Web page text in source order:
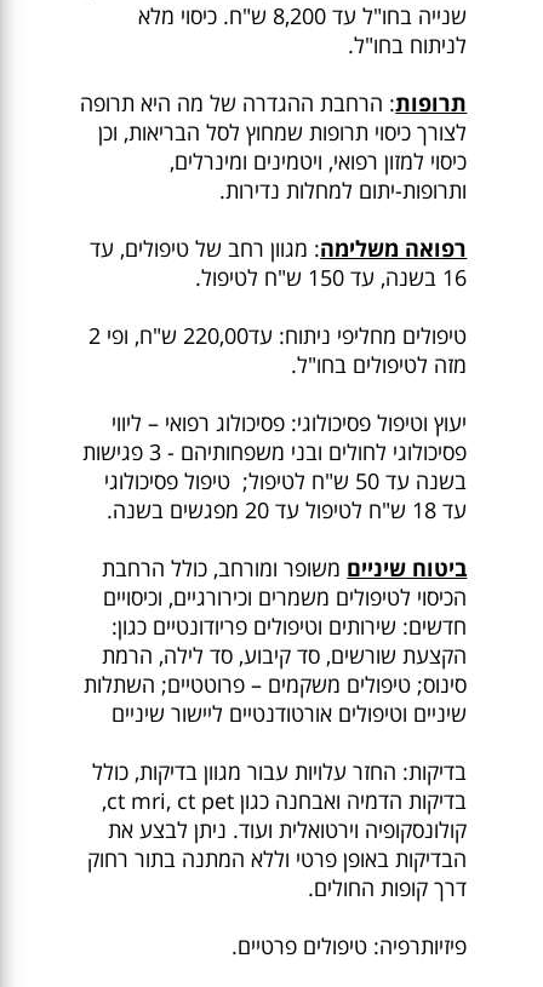
שנייה בחו"ל עד 8,200 ש"ח. כיסוי מלא
לניתוח בחו"ל.
תרופות: הרחבת ההגדרה של מה היא תרופה
לצורך כיסוי תרופות שמחוץ לסל הבריאות, וכן
כיסוי למזון רפואי, ויטמינים ומינרלים,
ותרופות-יתום למחלות נדירות.
רפואה משלימה: מגוון רחב של טיפולים, עד
16 בשנה, עד 150 ש"ח לטיפול.
טיפולים מחליפי ניתוח: עד220,00 ש"ח, ופי 2
מזה לטיפולים בחו"ל.
יעוץ וטיפול פסיכולוגי: פסיכולוג רפואי – ליווי
פסיכולוגי לחולים ובני משפחותיהם - 3 פגישות
בשנה עד 50 ש"ח לטיפול; טיפול פסיכולוגי
עד 18 ש"ח לטיפול עד 20 מפגשים בשנה.
ביטוח שיניים משופר ומורחב, כולל הרחבת
הכיסוי לטיפולים משמרים וכירורגיים, וכיסויים
חדשים: שירותים וטיפולים פריודונטיים כגון:
הקצעת שורשים, סד קיבוע, סד לילה, הרמת
סינוס; טיפולים משקמים – פרוטטיים; השתלות
שיניים וטיפולים אורטודנטיים ליישור שיניים
בדיקות: החזר עלויות עבור מגוון בדיקות, כולל
בדיקות הדמיה ואבחנה כגון ct mri, ct pet,
קולונסקופיה וירטואלית ועוד. ניתן לבצע את
הבדיקות באופן פרטי וללא המתנה בתור רחוק
דרך קופות החולים.
פיזיותרפיה: טיפולים פרטיים.